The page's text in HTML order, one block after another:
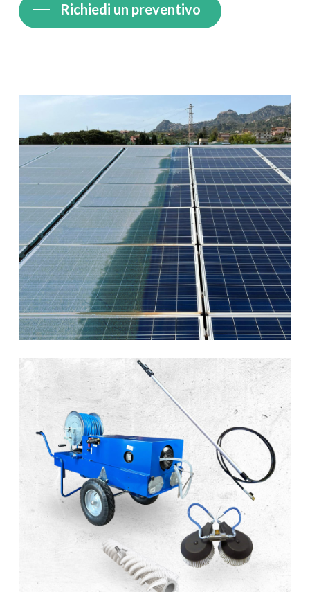
Richiedi un preventivo